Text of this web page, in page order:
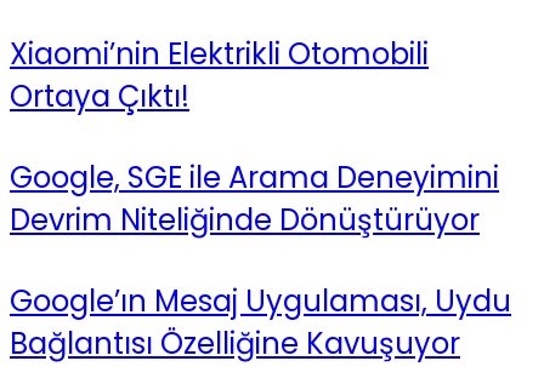
Xiaomi’nin Elektrikli Otomobili
Ortaya Çıktı!
Google, SGE ile Arama Deneyimini
Devrim Niteliğinde Dönüştürüyor
Google’ın Mesaj Uygulaması, Uydu
Bağlantısı Özelliğine Kavuşuyor